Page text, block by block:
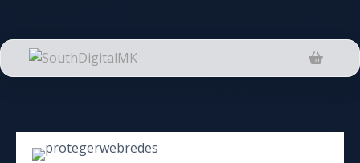
contenido